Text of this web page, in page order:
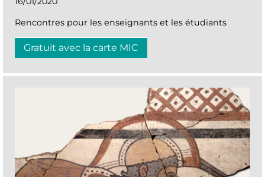
Rencontres pour les enseignants et les étudiants
Gratuit avec la carte MIC